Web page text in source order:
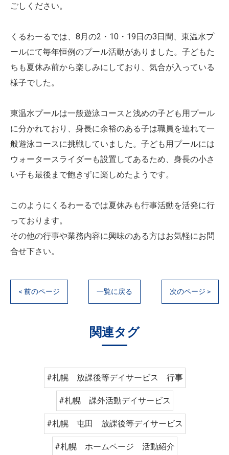
ごしください。
くるわーるでは、8月の2・10・19日の3日間、東温水プ
ールにて毎年恒例のプール活動がありました。子どもた
ちも夏休み前から楽しみにしており、気合が入っている
様子でした。
東温水プールは一般遊泳コースと浅めの子ども用プール
に分かれており、身長に余裕のある子は職員を連れて一
般遊泳コースに挑戦していました。子ども用プールには
ウォータースライダーも設置してあるため、身長の小さ
い子も最後まで飽きずに楽しめたようです。
このようにくるわーるでは夏休みも行事活動を活発に行
っております。
その他の行事や業務内容に興味のある方はお気軽にお問
合せ下さい。
< 前のページ 一覧に戻る 次のページ >
関連タグ
#札幌 放課後等デイサービス 行事
#札幌 課外活動デイサービス
#札幌 屯田 放課後等デイサービス
#札幌 ホームページ 活動紹介